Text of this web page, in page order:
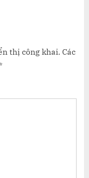
thị công khai. Các